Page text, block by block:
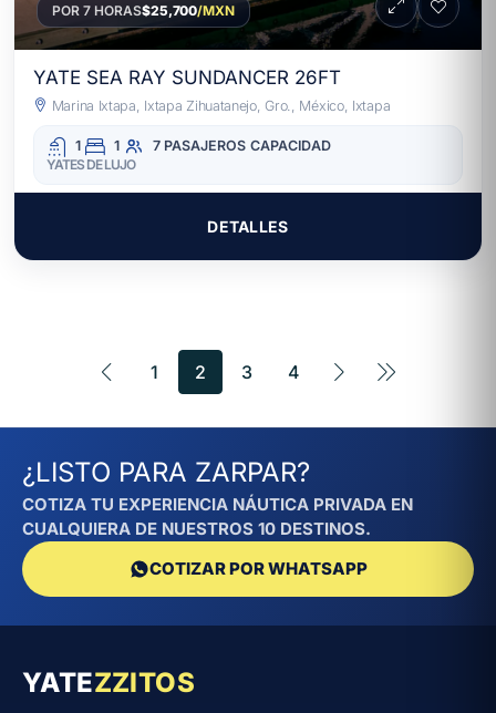
POR 7 HORAS$25,700/MXN
YATE SEA RAY SUNDANCER 26FT
Marina Ixtapa, Ixtapa Zihuatanejo, Gro., México, Ixtapa
1 1 7 PASAJEROS CAPACIDAD
YATES DE LUJO
DETALLES
1 2 3 4
¿LISTO PARA ZARPAR?
COTIZA TU EXPERIENCIA NÁUTICA PRIVADA EN
CUALQUIERA DE NUESTROS 10 DESTINOS.
COTIZAR POR WHATSAPP
YATEZZITOS